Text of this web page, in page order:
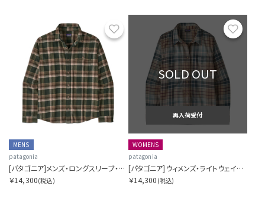
お気に入り
MENS
patagonia
[パタゴニア]メンズ・ロングスリーブ・ライトウェイト・フィヨルド・フランネル・シャツ
￥14,300(税込)
SOLD OUT
再入荷受付
WOMENS
patagonia
[パタゴニア]ウィメンズ・ライトウェイト・フィヨルド・フランネル・シャツ
￥14,300 (税込)